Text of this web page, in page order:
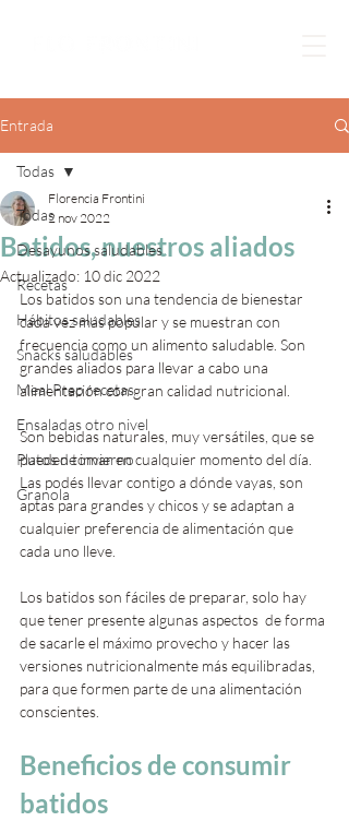
Entrada
Todas
Desayunos saludables
Recetas
Hábitos saludables
Snacks saludables
Meal Prep recetas
Ensaladas otro nivel
Platos de invierno
Granola
Todas
Batidos, nuestros aliados
Florencia Frontini
2 nov 2022
Actualizado: 10 dic 2022
Los batidos son una tendencia de bienestar
cada vez más popular y se muestran con
frecuencia como un alimento saludable. Son
grandes aliados para llevar a cabo una
alimentación con gran calidad nutricional.
Son bebidas naturales, muy versátiles, que se
pueden tomar en cualquier momento del día.
Las podés llevar contigo a dónde vayas, son
aptas para grandes y chicos y se adaptan a
cualquier preferencia de alimentación que
cada uno lleve.
Los batidos son fáciles de preparar, solo hay
que tener presente algunas aspectos  de forma
de sacarle el máximo provecho y hacer las
versiones nutricionalmente más equilibradas,
para que formen parte de una alimentación
conscientes.
Beneficios de consumir
batidos